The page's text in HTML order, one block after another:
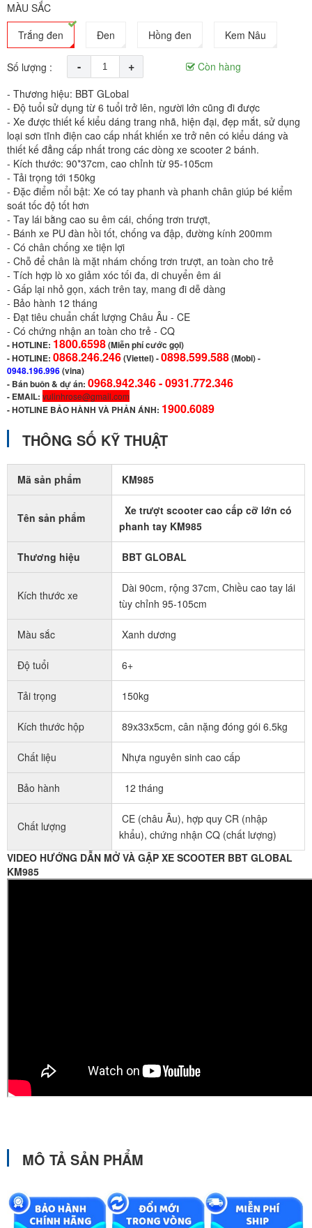
MÀU SẮC
Trắng đen
Đen Hồng đen Kem Nâu
Số lượng : - +
Còn hàng
- Thương hiệu: BBT GLobal
- Độ tuổi sử dụng từ 6 tuổi trở lên, người lớn cũng đi được
- Xe được thiết kế kiểu dáng trang nhã, hiện đại, đẹp mắt, sử dụng
loại sơn tĩnh điện cao cấp nhất khiến xe trở nên có kiểu dáng và
thiết kế đẳng cấp nhất trong các dòng xe scooter 2 bánh.
- Kích thước: 90*37cm, cao chỉnh từ 95-105cm
- Tải trọng tới 150kg
- Đặc điểm nổi bật: Xe có tay phanh và phanh chân giúp bé kiểm
soát tốc độ tốt hơn
- Tay lái bằng cao su êm cái, chống trơn trượt,
- Bánh xe PU đàn hồi tốt, chống va đập, đường kính 200mm
- Có chân chống xe tiện lợi
- Chỗ để chân là mặt nhám chống trơn trượt, an toàn cho trẻ
- Tích hợp lò xo giảm xóc tối đa, di chuyển êm ái
- Gấp lại nhỏ gọn, xách trên tay, mang đi dễ dàng
- Bảo hành 12 tháng
- Đạt tiêu chuẩn chất lượng Châu Âu - CE
- Có chứng nhận an toàn cho trẻ - CQ
-HOTLINE: 1800.6598(Miễn phí cước gọi)
- HOTLINE: 0868.246.246(Viettel)-0898.599.588(Mobi) -
0948.196.996(vina)
- Bán buôn & dự án: 0968.942.346 -0931.772.346
- EMAIL: vulinhrose@gmail.com
-HOTLINE BẢO HÀNH VÀ PHẢN ÁNH: 1900.6089
THÔNG SỐ KỸ THUẬT
Mã sản phẩm KM985
Tên sản phẩm
Xe trượt scooter cao cấp cỡ lớn có
phanh tay KM985
Thương hiệu BBT GLOBAL
Kích thước xe
Dài 90cm, rộng 37cm, Chiều cao tay lái
tùy chỉnh 95-105cm
Màu sắc Xanh dương
Độ tuổi 6+
Tải trọng 150kg
Kích thước hộp 89x33x5cm, cân nặng đóng gói 6.5kg
Chất liệu Nhựa nguyên sinh cao cấp
Bảo hành 12 tháng
Chất lượng
CE (châu Âu), hợp quy CR (nhập
khẩu), chứng nhận CQ (chất lượng)
VIDEO HƯỚNG DẪN MỞ VÀ GẬP XE SCOOTER BBT GLOBAL
KM985
MÔ TẢ SẢN PHẨM